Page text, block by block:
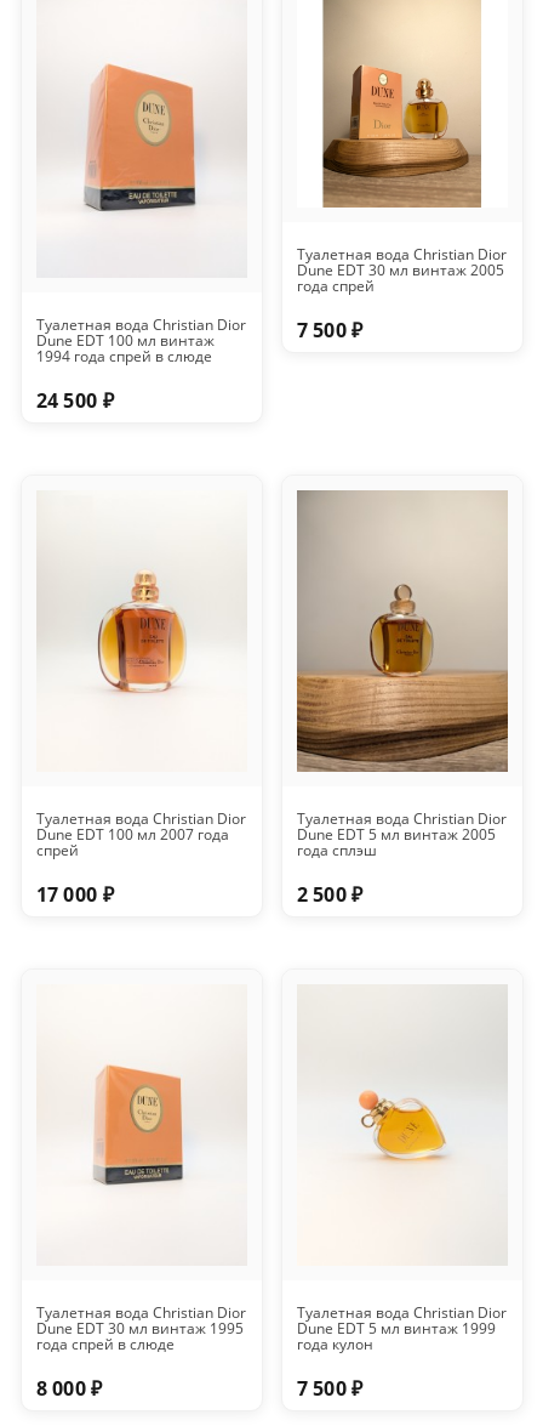
Туалетная вода Christian Dior
Dune EDT 100 мл винтаж
1994 года спрей в слюде
24 500 ₽
Туалетная вода Christian Dior
Dune EDT 30 мл винтаж 2005
года спрей
7 500 ₽
Туалетная вода Christian Dior
Dune EDT 100 мл 2007 года
спрей
17 000 ₽
Туалетная вода Christian Dior
Dune EDT 5 мл винтаж 2005
года сплэш
2 500 ₽
Туалетная вода Christian Dior
Dune EDT 30 мл винтаж 1995
года спрей в слюде
8 000 ₽
Туалетная вода Christian Dior
Dune EDT 5 мл винтаж 1999
года кулон
7 500 ₽